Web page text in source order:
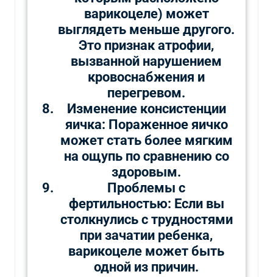
варикоцеле) может
выглядеть меньше другого.
Это признак атрофии,
вызванной нарушением
кровоснабжения и
перегревом.
Изменение консистенции
яичка: Пораженное яичко
может стать более мягким
на ощупь по сравнению со
здоровым.
Проблемы с
фертильностью: Если вы
столкнулись с трудностями
при зачатии ребенка,
варикоцеле может быть
одной из причин.